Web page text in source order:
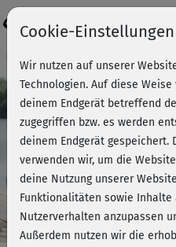
Kursvorschau - Jetzt mitmachen!
Cookie-Einstellungen
Wir nutzen auf unserer
Technologien. Auf diese
deinem Endgerät betreffend
zugegriffen bzw. es werden
deinem Endgerät gespeichert.
verwenden wir, um die
deine Nutzung unserer
Funktionalitäten sowie
Nutzerverhalten anzupassen
Außerdem nutzen wir die